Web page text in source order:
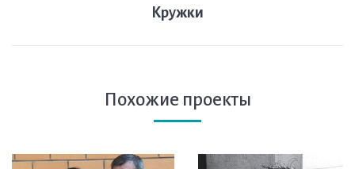
След.
Кружки
Похожие проекты